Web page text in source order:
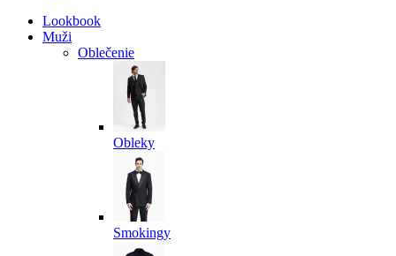
Lookbook
Muži
Oblečenie
Obleky
Smokingy